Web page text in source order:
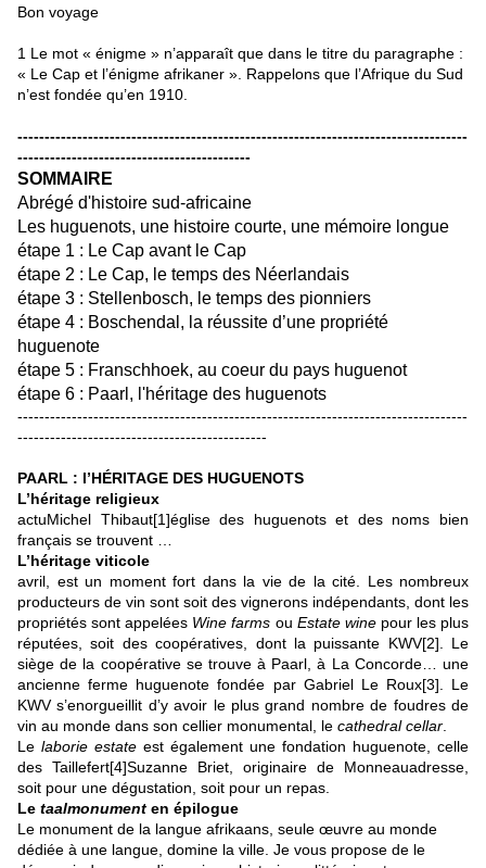
Bon voyage
1 Le mot « énigme » n’apparaît que dans le titre du paragraphe :
« Le Cap et l’énigme afrikaner ». Rappelons que l’Afrique du Sud
n’est fondée qu’en 1910.
-----------------------------------------------------------------------------------
-------------------------------------------
SOMMAIRE
Abrégé d'histoire sud-africaine
Les huguenots, une histoire courte, une mémoire longue
étape 1 : Le Cap avant le Cap
étape 2 : Le Cap, le temps des Néerlandais
étape 3 : Stellenbosch, le temps des pionniers
étape 4 : Boschendal, la réussite d’une propriété
huguenote
étape 5 : Franschhoek, au coeur du pays huguenot
étape 6 : Paarl, l'héritage des huguenots
-----------------------------------------------------------------------------------
----------------------------------------------
PAARL : l’HÉRITAGE DES HUGUENOTS
L’héritage religieux
actuMichel Thibaut[1]église des huguenots et des noms bien
français se trouvent …
L’héritage viticole
avril, est un moment fort dans la vie de la cité. Les nombreux
producteurs de vin sont soit des vignerons indépendants, dont les
propriétés sont appelées Wine farms ou Estate winepour les plus
réputées, soit des coopératives, dont la puissante KWV[2] . Le
siège de la coopérative se trouve à Paarl, à La Concorde… une
ancienne ferme huguenote fondée par Gabriel Le Roux[3] . Le
KWV s’enorgueillit d’y avoir le plus grand nombre de foudres de
vin au monde dans son cellier monumental, le cathedral cellar
Le laborie estate est également une fondation huguenote, celle
des Taillefert[4]Suzanne Briet, originaire de Monneauadresse,
soit pour une dégustation, soit pour un repas.
Le taalmonument en épilogue
Le monument de la langue afrikaans, seule œuvre au monde
dédiée à une langue, domine la ville. Je vous propose de le